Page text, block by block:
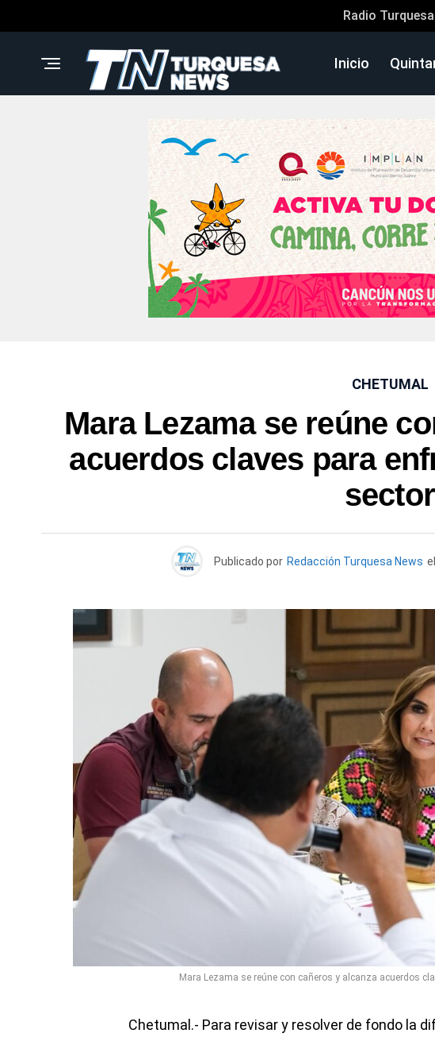
Radio
Inicio
CHETUMAL
Mara Lezama se reúne
acuerdos claves para
sector
Publicado por Redacción Turquesa News el
Mara Lezama se reúne con cañeros y alcanza acuerdos
Chetumal.- Para revisar y resolver de fondo la